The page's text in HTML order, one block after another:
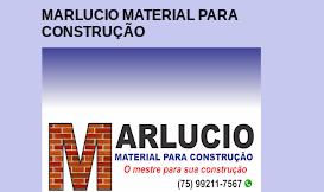
MARLUCIO MATERIAL PARA
CONSTRUÇÃO